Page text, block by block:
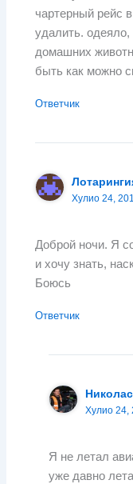
чартерный рейс
удалить.
домашних
быть как можно
Ответчик
Хулио 24,
Доброй ночи. Я
и хочу знать,
Боюсь
Ответчик
Хулио 24,
Я не летал
уже давно